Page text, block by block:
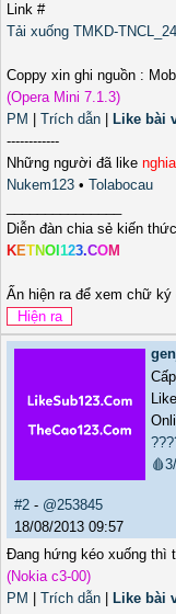
Link #
Tải xuống TMKD-
Coppy xin ghi nguồn :
(Opera Mini 7.1.3)
PM
Trích dẫn Like bài
------------
Những người đã like
Nukem123 • Tolabocau
Diễn đàn chia sẻ kiến
KETNO 123.COM
Ấn hiện ra để xem chữ ký
#2 - @253845
18/08/2013 09:57
Đang hứng kéo xuống thì
(Nokia c3-00)
PM
Trích dẫn Like bài